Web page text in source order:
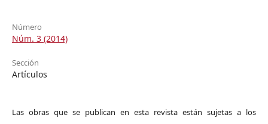
Número
Núm. 3 (2014)
Sección
Artículos
Las obras que se publican en esta revista están sujetas a los